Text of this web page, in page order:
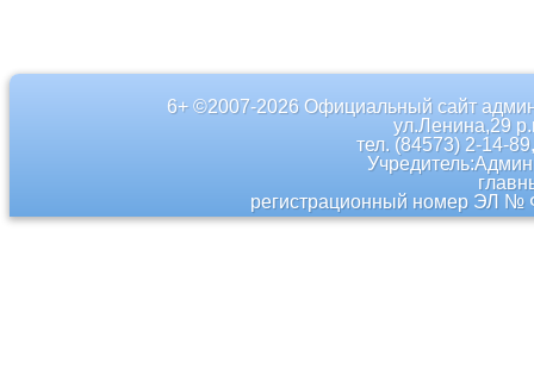
6+ ©2007-2026 Официальный сайт
ул.Ленина,29
тел. (84573) 2-14-
регистрационный номер ЭЛ №